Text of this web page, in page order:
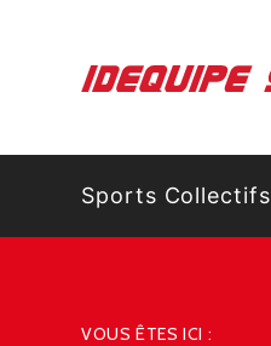
Sports Collectifs
VOUS ÊTES ICI :